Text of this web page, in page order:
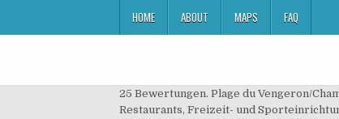
HOME ABOUT MAPS FAQ
25 Bewertungen. Plage du Vengeron/
Restaurants, Freizeit- und